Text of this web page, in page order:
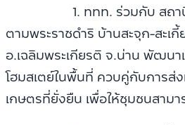
1. ททท. ร่วมกับ สถานี
ตามพระราชดำริ บ้านสะจุก-สะเ
อ.เฉลิมพระเกียรติ จ.น่าน พัฒน
โฮมสเตย์ในพื้นที่ ควบคู่กับการส่ง
เกษตรที่ยั่งยืน เพื่อให้ชุมชนสาม